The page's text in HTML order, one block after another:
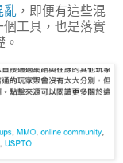
亂 ，即便有這些混
工具，也是落實
。